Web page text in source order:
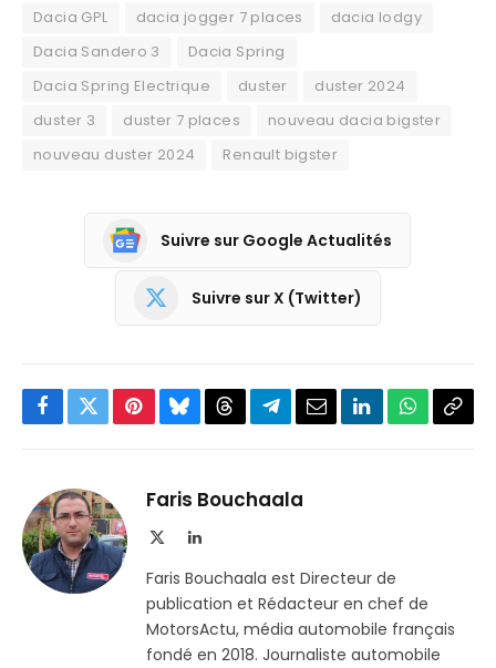
Dacia GPL
dacia jogger 7 places
dacia lodgy
Dacia Sandero 3
Dacia Spring
Dacia Spring Electrique
duster
duster 2024
duster 3
duster 7 places
nouveau dacia bigster
nouveau duster 2024
Renault bigster
Suivre sur Google Actualités
Suivre sur X (Twitter)
Facebook
TwitterPinterestBlueskyThreadsPartager
Telegram
EmailLinkedInWhatsApp
Faris Bouchaala
LinkedIn
Faris Bouchaala est Directeur de
publication et Rédacteur en chef de
MotorsActu, média automobile français
fondé en 2018. Journaliste automobile